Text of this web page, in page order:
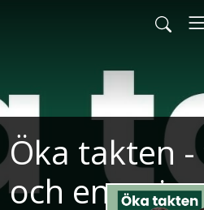
Öka takten
och